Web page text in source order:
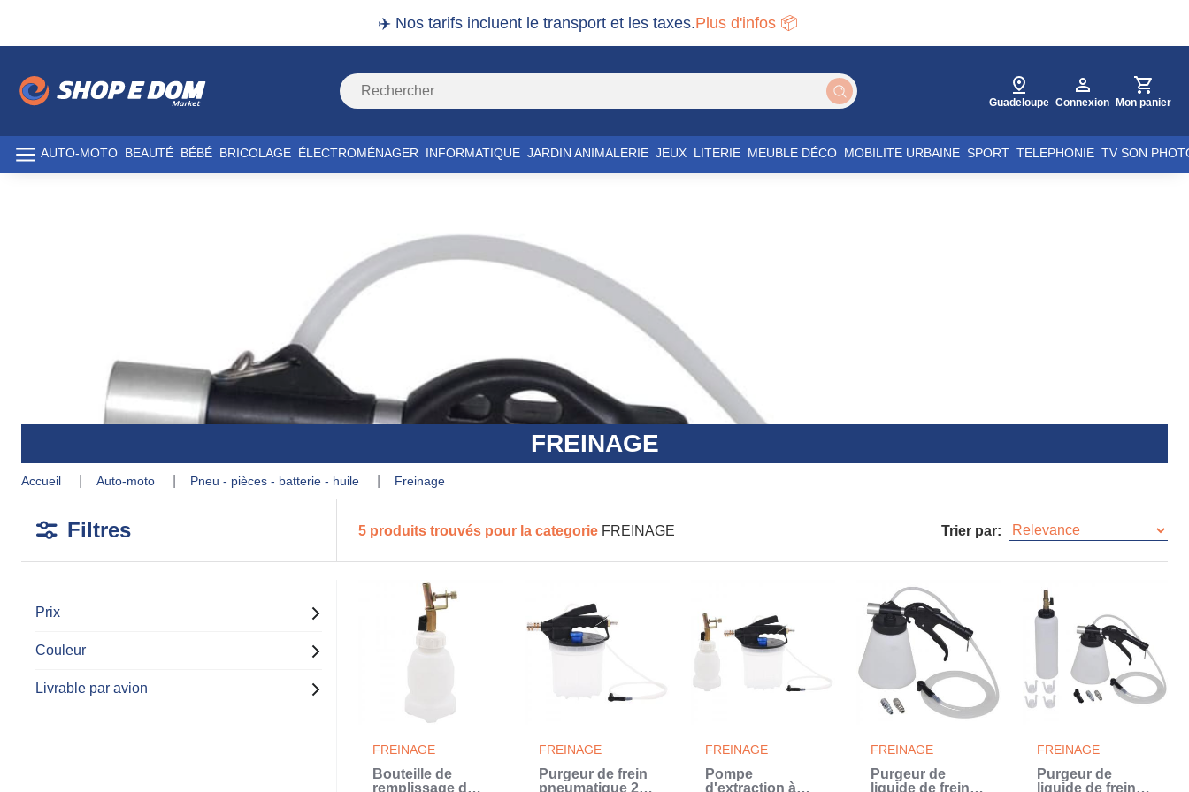
✈️ Nos tarifs incluent le transport et les taxes.Plus d'infos 📦
Guadeloupe Connexion Mon panier
AUTO-MOTO BEAUTÉ BÉBÉ BRICOLAGE ÉLECTROMÉNAGER INFORMATIQUE JARDIN ANIMALERIE JEUX LITERIE MEUBLE DÉCO MOBILITE URBAINE SPORT TELEPHONIE TV SON
FREINAGE
accueil auto-moto pneu - pièces - batterie - huile freinage
Filtres 5 produits trouvés pour la categorie FREINAGE Trier par:
Prix
Couleur
Livrable par avion
FREINAGE
Bouteille de
remplissage de
FREINAGE
Purgeur de frein
pneumatique 2 L
FREINAGE
Pompe
d'extraction à
FREINAGE
Purgeur de
liquide de frein et
FREINAGE
Purgeur de
liquide de frein et